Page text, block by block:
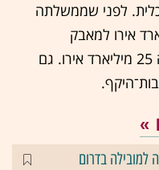
לפני שממשלתה
הבטיחה כ־50 מיליארד אירו למאבק
באינפלציה. צרפת הבטיחה עד כה 25 מיליארד אירו. גם
בדרום